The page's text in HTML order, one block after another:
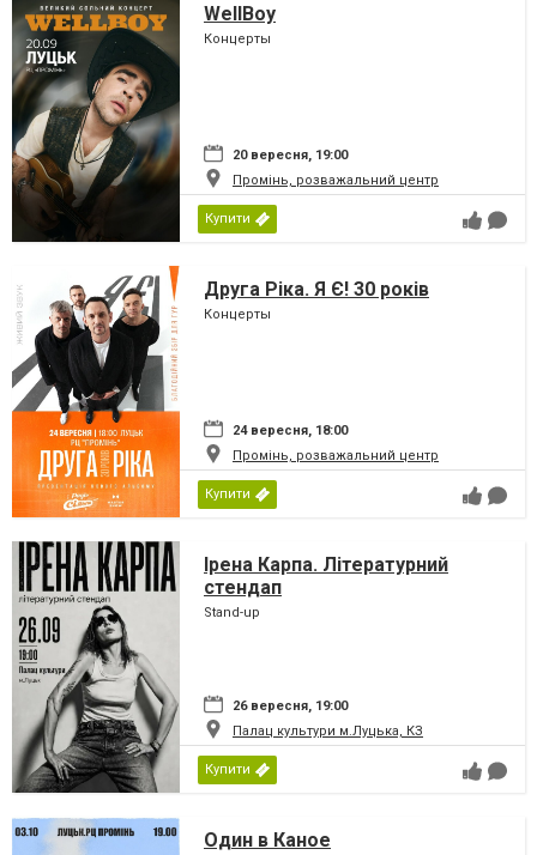
WellBoy
Концерты
20 вересня, 19:00
Промінь, розважальний центр
Купити
Друга Ріка. Я Є! 30 років
Концерты
24 вересня, 18:00
Промінь, розважальний центр
Купити
Ірена Карпа. Літературний
стендап
Stand-up
26 вересня, 19:00
Палац культури м.Луцька, КЗ
Купити
Один в Каное